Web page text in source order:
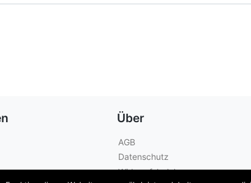
Über
AGB
Datenschutz
Widerrufsbelehrung